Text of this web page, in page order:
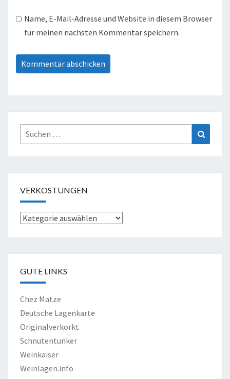
Name, E-Mail-Adresse und Website in diesem Browser
für meinen nächsten Kommentar speichern.
Suche
nach:
VERKOSTUNGEN
Verkostungen
GUTE LINKS
Chez Matze
Deutsche Lagenkarte
Originalverkorkt
Schnutentunker
Weinkaiser
Weinlagen.info